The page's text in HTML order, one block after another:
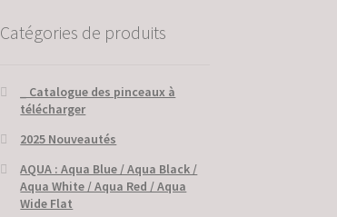
Catégories de produits
_ Catalogue des pinceaux à
télécharger
2025 Nouveautés
AQUA : Aqua Blue / Aqua Black /
Aqua White / Aqua Red / Aqua
Wide Flat